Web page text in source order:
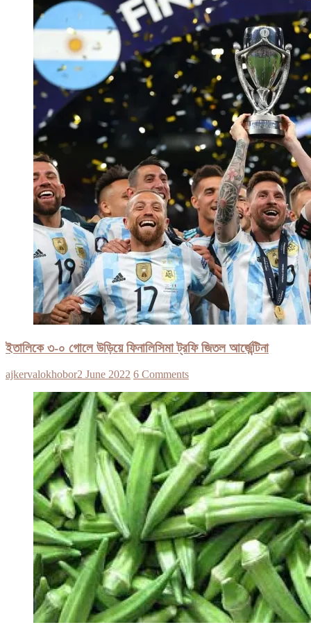
ইতালিকে ৩-০ গোলে উড়িয়ে ফিনালিসিমা ট্রফি জিতল আর্জেন্টিনা
ajkervalokhobor2 June 2022 6 Comments